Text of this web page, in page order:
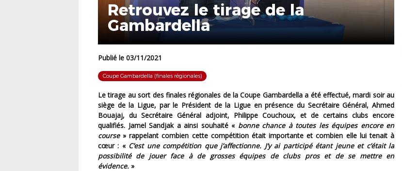
Retrouvez le tirage de la
Gambardella
Publié le 03/11/2021
Coupe Gambardella (finales régionales)
Le tirage au sort des finales régionales de la Coupe Gambardella a été effectué, mardi soir au
siège de la Ligue, par le Président de la Ligue en présence du Secrétaire Général, Ahmed
Bouajaj, du Secrétaire Général adjoint, Philippe Couchoux, et de certains clubs encore
qualifiés. Jamel Sandjak a ainsi souhaité « bonne chance à toutes les équipes encore en
course» rappelant combien cette compétition était importante et combien elle lui tenait à
cœur : « C’est une compétition que j’affectionne. J’y ai participé étant jeune et c’était la
possibilité de jouer face à de grosses équipes de clubs pros et de se mettre en
évidence. »